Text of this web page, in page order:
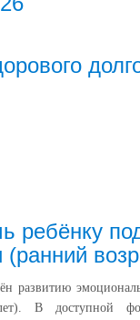
ребёнку
развитию
В доступной